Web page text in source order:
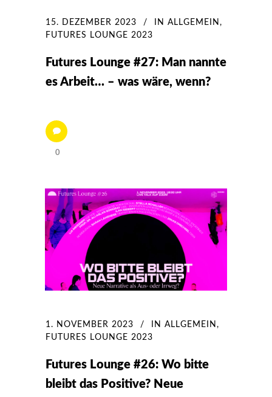
15. DEZEMBER 2023 IN ALLGEMEIN ,
FUTURES LOUNGE 2023
Futures Lounge #27: Man nannte
es Arbeit… – was wäre, wenn?
0
1. NOVEMBER 2023 IN ALLGEMEIN ,
FUTURES LOUNGE 2023
Futures Lounge #26: Wo bitte
bleibt das Positive? Neue